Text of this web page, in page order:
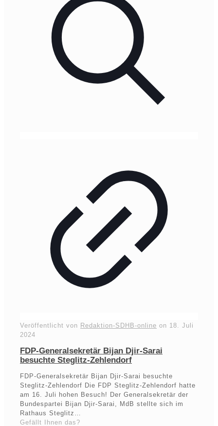
Veröffentlicht von Redaktion-SDHB-online on 18. Juli
2024
FDP-Generalsekretär Bijan Djir-Sarai
besuchte Steglitz-Zehlendorf
FDP-Generalsekretär Bijan Djir-Sarai besuchte
Steglitz-Zehlendorf Die FDP Steglitz-Zehlendorf hatte
am 16. Juli hohen Besuch! Der Generalsekretär der
Bundespartei Bijan Djir-Sarai, MdB stellte sich im
Rathaus Steglitz…
Gefällt Ihnen das?